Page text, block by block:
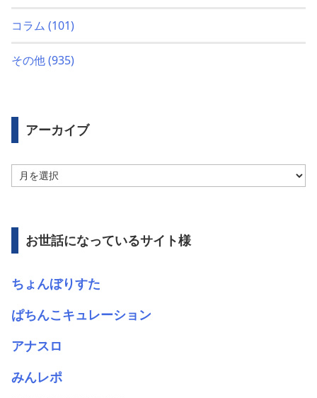
コラム (101)
その他(935)
アーカイブ
ー
ブ
お世話になっているサイト様
ちょんぼりすた
ぱちんこキュレーション
アナスロ
みんレポ